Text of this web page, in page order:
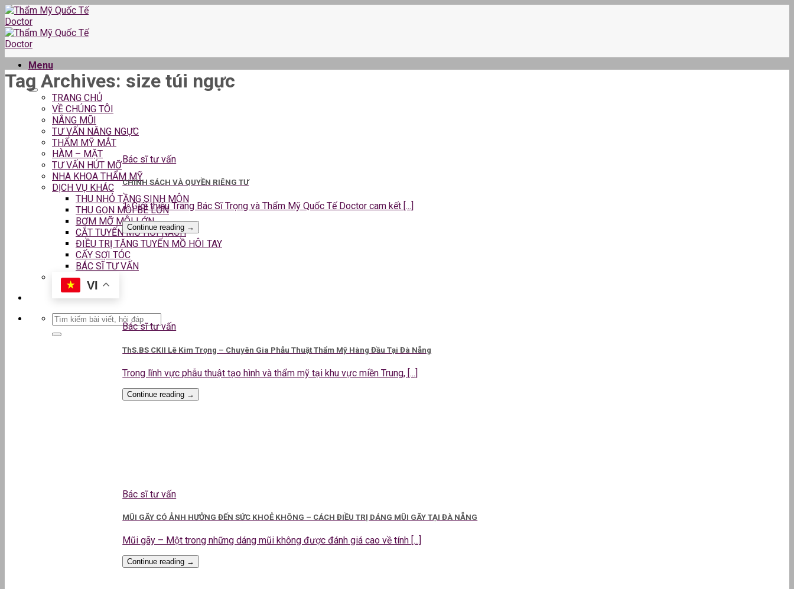
Skip
to
content
Menu
TRANG CHỦ
VỀ CHÚNG TÔI
NÂNG MŨI
TƯ VẤN NÂNG NGỰC
THẨM MỸ MẮT
HÀM – MẶT
TƯ VẤN HÚT MỠ
NHA KHOA THẨM MỸ
DỊCH VỤ KHÁC
THU NHỎ TẦNG SINH MÔN
THU GỌN MÔI BÉ LỚN
BƠM MỠ MÔI LỚN
CẮT TUYẾN MỒ HÔI NÁCH
ĐIỀU TRỊ TĂNG TUYẾN MỒ HÔI TAY
CẤY SỢI TÓC
BÁC SĨ TƯ VẤN
VI
Tag Archives: size túi ngực
Bác sĩ tư vấn
CHÍNH SÁCH VÀ QUYỀN RIÊNG TƯ
1. Giới thiệu Trang Bác Sĩ Trọng và Thẩm Mỹ Quốc Tế Doctor cam kết [...]
Continue reading →
Bác sĩ tư vấn
ThS.BS CKII Lê Kim Trọng – Chuyên Gia Phẫu Thuật Thẩm Mỹ Hàng Đầu Tại Đà Nẵng
Trong lĩnh vực phẫu thuật tạo hình và thẩm mỹ tại khu vực miền Trung, [...]
Continue reading →
Bác sĩ tư vấn
MŨI GÃY CÓ ẢNH HƯỞNG ĐẾN SỨC KHOẺ KHÔNG – CÁCH ĐIỀU TRỊ DÁNG MŨI GÃY TẠI ĐÀ NẴNG
Mũi gãy – Một trong những dáng mũi không được đánh giá cao về tính [...]
Continue reading →